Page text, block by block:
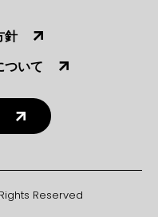
針
ついて
Rights Reserved